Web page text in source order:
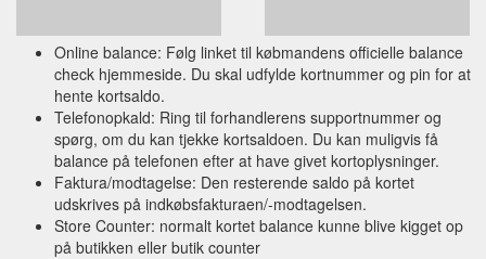
Online balance: Følg linket til købmandens officielle balance
check hjemmeside. Du skal udfylde kortnummer og pin for at
hente kortsaldo.
Telefonopkald: Ring til forhandlerens supportnummer og
spørg, om du kan tjekke kortsaldoen. Du kan muligvis få
balance på telefonen efter at have givet kortoplysninger.
Faktura/modtagelse: Den resterende saldo på kortet
udskrives på indkøbsfakturaen/-modtagelsen.
Store Counter: normalt kortet balance kunne blive kigget op
på butikken eller butik counter